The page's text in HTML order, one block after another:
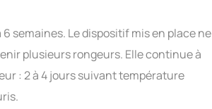
semaines. Le dispositif mis en place ne
plusieurs rongeurs. Elle continue à
: 2 à 4 jours suivant température